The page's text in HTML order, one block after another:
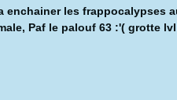
enchainer les frappocalypses
Paf le palouf 63 :'( grotte lvl